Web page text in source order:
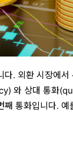
다. 외환 시장에
와 상대 통화
통화입니다.